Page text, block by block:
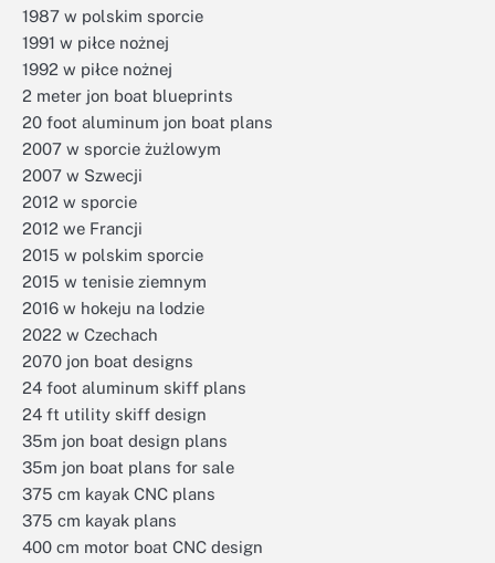
1987 w polskim sporcie
1991 w piłce nożnej
1992 w piłce nożnej
2 meter jon boat blueprints
20 foot aluminum jon boat plans
2007 w sporcie żużlowym
2007 w Szwecji
2012 w sporcie
2012 we Francji
2015 w polskim sporcie
2015 w tenisie ziemnym
2016 w hokeju na lodzie
2022 w Czechach
2070 jon boat designs
24 foot aluminum skiff plans
24 ft utility skiff design
35m jon boat design plans
35m jon boat plans for sale
375 cm kayak CNC plans
375 cm kayak plans
400 cm motor boat CNC design